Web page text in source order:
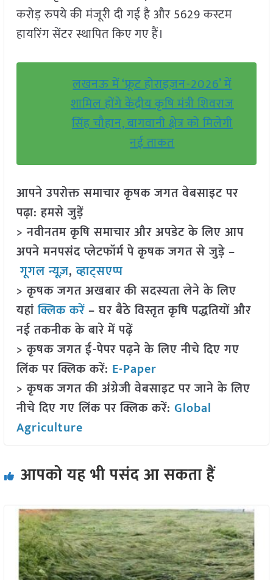
करोड़ रुपये की मंजूरी दी गई है और 5629 कस्टम
हायरिंग सेंटर स्थापित किए गए हैं।
लखनऊ में ‘फ्रूट होराइज़न-2026’ में
शामिल होंगे केंद्रीय कृषि मंत्री शिवराज
सिंह चौहान, बागवानी क्षेत्र को मिलेगी
नई ताकत
आपने उपरोक्त समाचार कृषक जगत वेबसाइट पर
पढ़ा: हमसे जुड़ें
> नवीनतम कृषि समाचार और अपडेट के लिए आप
अपने मनपसंद प्लेटफॉर्म पे कृषक जगत से जुड़े –
गूगल न्यूज़,व्हाट्सएप्प
> कृषक जगत अखबार की सदस्यता लेने के लिए
यहांक्लिक करें– घर बैठे विस्तृत कृषि पद्धतियों और
नई तकनीक के बारे में पढ़ें
> कृषक जगत ई-पेपर पढ़ने के लिए नीचे दिए गए
लिंक पर क्लिक करें: E-Paper
> कृषक जगत की अंग्रेजी वेबसाइट पर जाने के लिए
नीचे दिए गए लिंक पर क्लिक करें: Global
Agriculture
आपको यह भी पसंद आ सकता हैं